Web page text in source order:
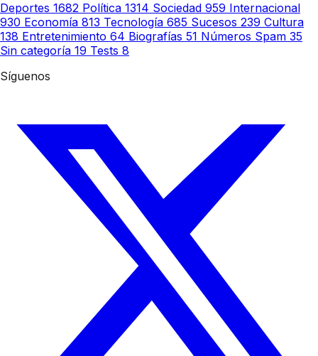
Deportes 1682 Política 1314 Sociedad 959 Internacional
930 Economía 813 Tecnología 685 Sucesos 239 Cultura
138 Entretenimiento 64 Biografías 51 Números Spam 35
Sin categoría 19 Tests 8
Síguenos